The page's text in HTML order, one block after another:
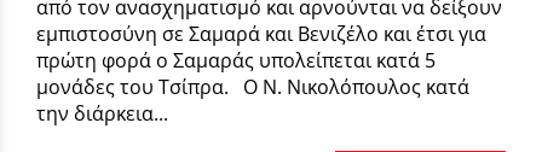
από τον ανασχηματισμό και αρνούνται να δείξουν
εμπιστοσύνη σε Σαμαρά και Βενιζέλο και έτσι για
πρώτη φορά ο Σαμαράς υπολείπεται κατά 5
μονάδες του Τσίπρα. Ο Ν. Νικολόπουλος κατά
την διάρκεια...